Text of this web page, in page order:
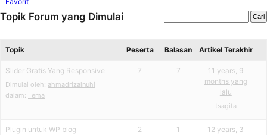
Topik Forum yang Dimulai
Topik Peserta Balasan Artikel Terakhir
Slider Gratis Yang Responsive
Dimulai oleh: ahmadrizalnuhi
dalam: Tema
7 7
11 years, 9
months yang
lalu
tsagita
Plugin untuk WP blog 2 1
12 years, 3